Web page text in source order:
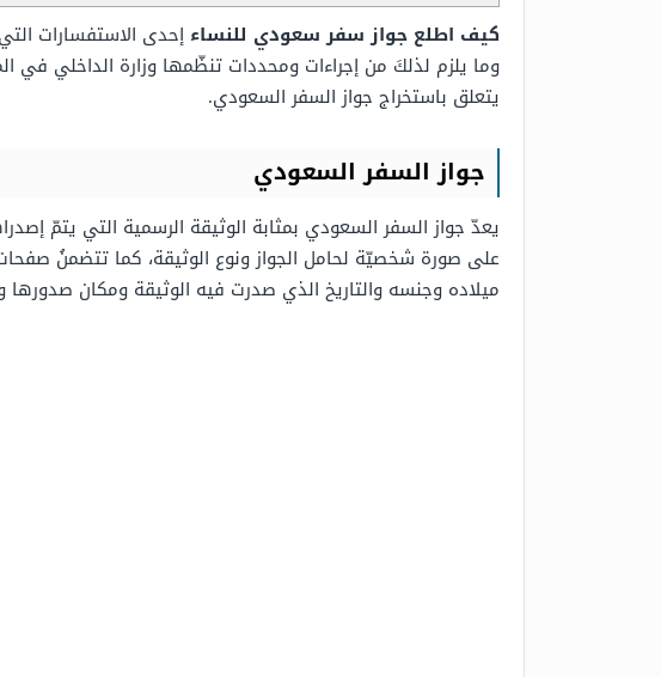
كيف اطلع جواز سفر سعودي للنساء إحدى الاستفسارات
وما يلزم لذلكَ من إجراءات ومحددات تنظّمها وزارة الداخلي في
يتعلق باستخراج جواز السفر السعودي.
جواز السفر السعودي
على صورة شخصيّة لحامل الجواز ونوع الوثيقة، كما تتضمنُ صفحات
ميلاده وجنسه والتاريخ الذي صدرت فيه الوثيقة ومكان صدورها